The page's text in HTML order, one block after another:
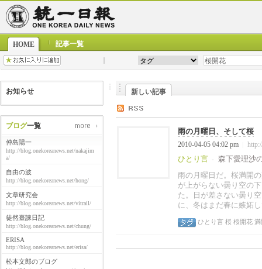
HOME 記事一覧
お知らせ
ブログ一覧
仲島陽一
http://blog.onekoreanews.net/nakajim
a/
自由の波
http://blog.onekoreanews.net/hong/
文章研究会
http://blog.onekoreanews.net/vitrail/
徒然臺諫日記
http://blog.onekoreanews.net/chung/
ERISA
http://blog.onekoreanews.net/erisa/
松本文郎のブログ
新しい記事
雨の月曜日、そして桜
2010-04-05 04:02 pm
ひとり言 -
森下愛理沙
雨の月曜日だ。桜満開
が上がらない曇り空の
た。日が差さない曇り
に、冬はまだ春に嫉妬
ひとり言 桜 桜開花 満